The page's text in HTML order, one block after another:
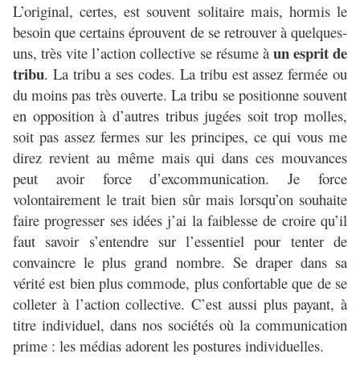
L’original, certes, est souvent solitaire mais, hormis le
besoin que certains éprouvent de se retrouver à quelques-
uns, très vite l’action collective se résume à un esprit de
tribu. La tribu a ses codes. La tribu est assez fermée ou
du moins pas très ouverte. La tribu se positionne souvent
en opposition à d’autres tribus jugées soit trop molles,
soit pas assez fermes sur les principes, ce qui vous me
direz revient au même mais qui dans ces mouvances
peut avoir force d’excommunication. Je force
volontairement le trait bien sûr mais lorsqu’on souhaite
faire progresser ses idées j’ai la faiblesse de croire qu’il
faut savoir s’entendre sur l’essentiel pour tenter de
convaincre le plus grand nombre. Se draper dans sa
vérité est bien plus commode, plus confortable que de se
colleter à l’action collective. C’est aussi plus payant, à
titre individuel, dans nos sociétés où la communication
prime : les médias adorent les postures individuelles.